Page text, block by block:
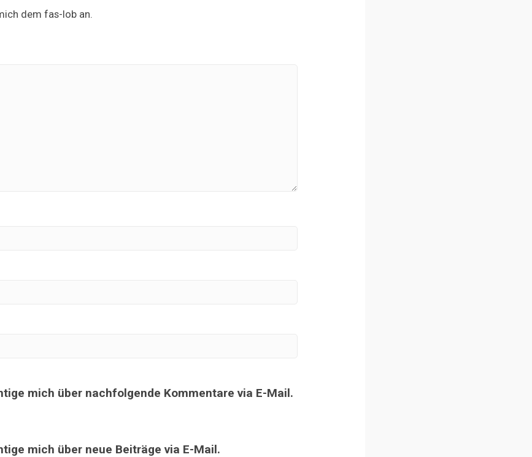
dem fas-lob an.
mich über nachfolgende Kommentare via E-Mail.
mich über neue Beiträge via E-Mail.